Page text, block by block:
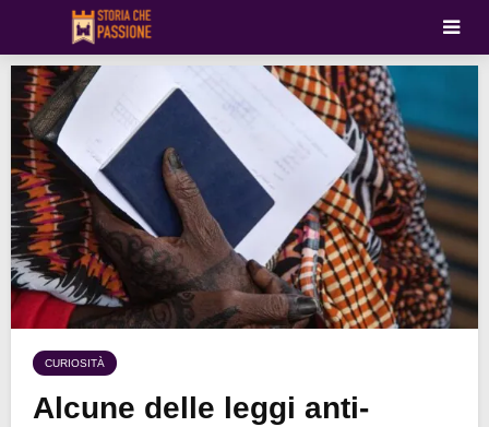
CURIOSITÀ
Alcune delle leggi anti-